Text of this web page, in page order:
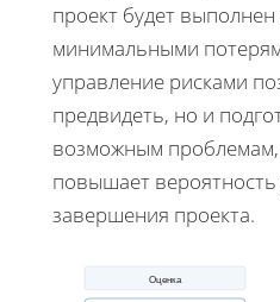
проект будет выполнен
минимальными
управление рисками
предвидеть, но и
возможным проблемам,
повышает
завершения проекта.
Оценка